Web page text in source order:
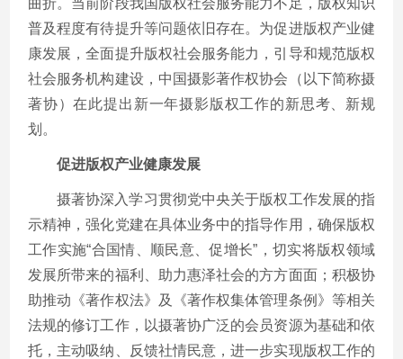
普及程度有待提升等问题依旧存在。为促进版权产业健
康发展，全面提升版权社会服务能力，引导和规范版权
社会服务机构建设，中国摄影著作权协会（以下简称摄
著协）在此提出新一年摄影版权工作的新思考、新规
划。
促进版权产业健康发展
摄著协深入学习贯彻党中央关于版权工作发展的指
示精神，强化党建在具体业务中的指导作用，确保版权
工作实施“合国情、顺民意、促增长”，切实将版权领域
发展所带来的福利、助力惠泽社会的方方面面；积极协
助推动《著作权法》及《著作权集体管理条例》等相关
法规的修订工作，以摄著协广泛的会员资源为基础和依
托，主动吸纳、反馈社情民意，进一步实现版权工作的